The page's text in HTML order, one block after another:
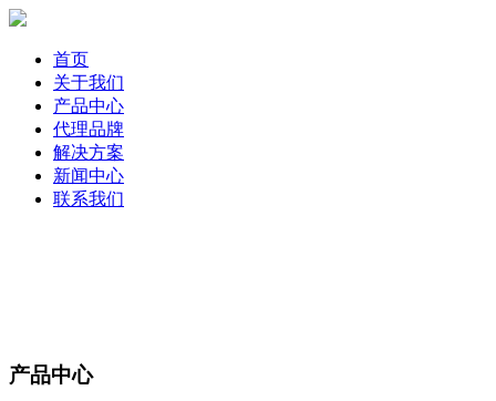
首页
关于我们
产品中心
代理品牌
解决方案
新闻中心
联系我们
产品中心